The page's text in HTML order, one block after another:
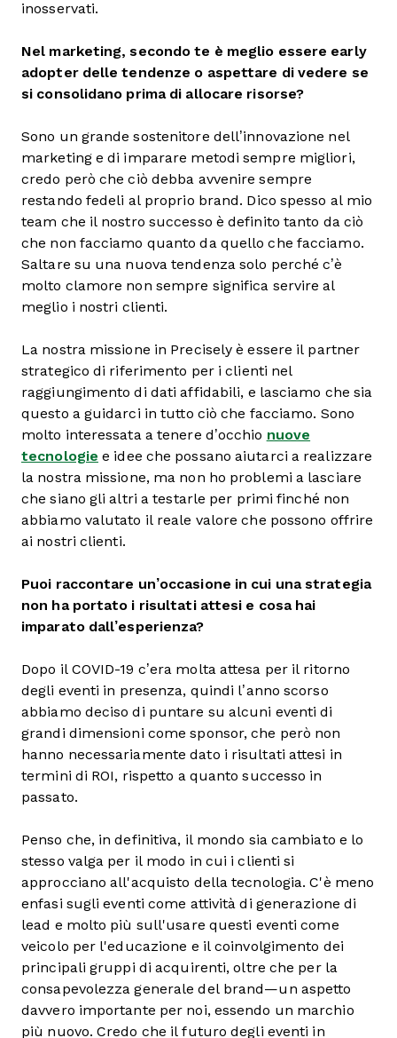
inosservati.
Nel marketing, secondo te è meglio essere early
adopter delle tendenze o aspettare di vedere se
si consolidano prima di allocare risorse?
Sono un grande sostenitore dell’innovazione nel
marketing e di imparare metodi sempre migliori,
credo però che ciò debba avvenire sempre
restando fedeli al proprio brand. Dico spesso al mio
team che il nostro successo è definito tanto da ciò
che non facciamo quanto da quello che facciamo.
Saltare su una nuova tendenza solo perché c’è
molto clamore non sempre significa servire al
meglio i nostri clienti.
La nostra missione in Precisely è essere il partner
strategico di riferimento per i clienti nel
raggiungimento di dati affidabili, e lasciamo che sia
questo a guidarci in tutto ciò che facciamo. Sono
molto interessata a tenere d’occhio nuove
tecnologie e idee che possano aiutarci a realizzare
la nostra missione, ma non ho problemi a lasciare
che siano gli altri a testarle per primi finché non
abbiamo valutato il reale valore che possono offrire
ai nostri clienti.
Puoi raccontare un’occasione in cui una strategia
non ha portato i risultati attesi e cosa hai
imparato dall’esperienza?
Dopo il COVID-19 c’era molta attesa per il ritorno
degli eventi in presenza, quindi l’anno scorso
abbiamo deciso di puntare su alcuni eventi di
grandi dimensioni come sponsor, che però non
hanno necessariamente dato i risultati attesi in
termini di ROI, rispetto a quanto successo in
passato.
Penso che, in definitiva, il mondo sia cambiato e lo
stesso valga per il modo in cui i clienti si
approcciano all'acquisto della tecnologia. C'è meno
enfasi sugli eventi come attività di generazione di
lead e molto più sull'usare questi eventi come
veicolo per l'educazione e il coinvolgimento dei
principali gruppi di acquirenti, oltre che per la
consapevolezza generale del brand—un aspetto
davvero importante per noi, essendo un marchio
più nuovo. Credo che il futuro degli eventi in